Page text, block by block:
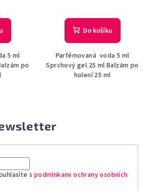
5 ml
po
Do košíku
Parfémovaná voda 5 ml
Sprchový gel 25 ml Balzám po
holení 25 ml
s podmínkami ochrany osobních